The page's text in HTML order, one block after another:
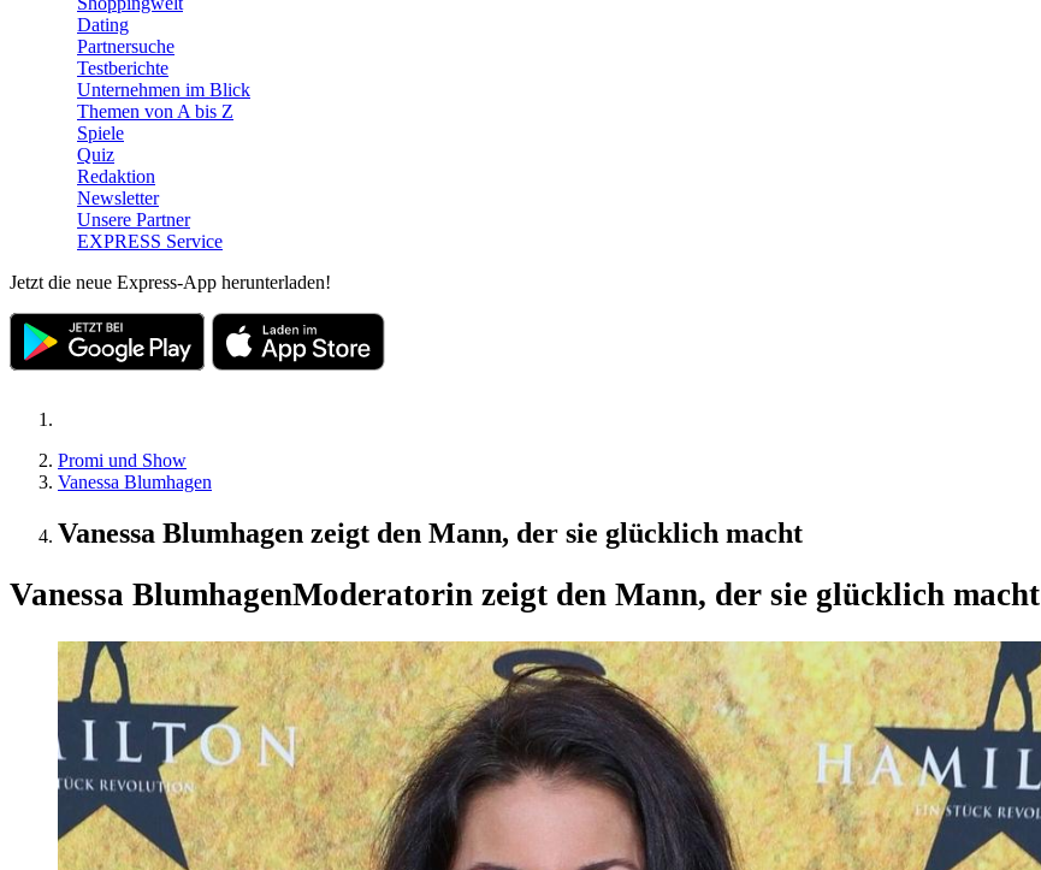
Dating
Partnersuche
Testberichte
Unternehmen im Blick
Themen von A bis Z
Spiele
Quiz
Redaktion
Newsletter
Unsere Partner
EXPRESS Service
Jetzt die neue Express-App herunterladen!
Promi und Show
Vanessa Blumhagen
Vanessa Blumhagen zeigt den Mann, der sie glücklich macht
Vanessa BlumhagenModeratorin zeigt den Mann, der sie glücklich macht